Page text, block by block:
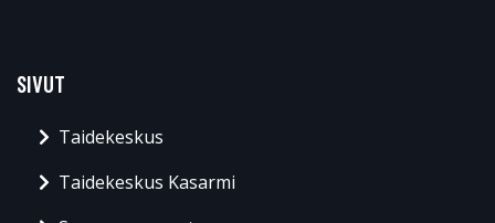
SIVUT
Taidekeskus
Taidekeskus Kasarmi